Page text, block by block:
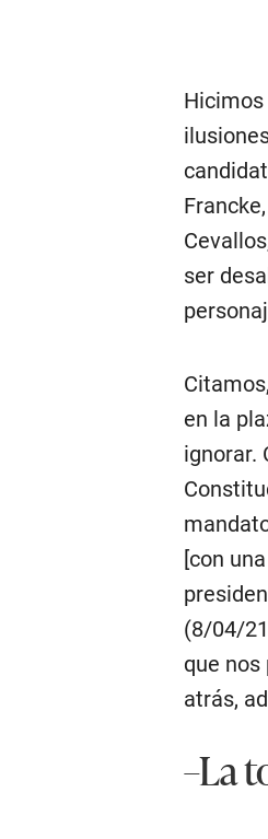
ser
en la
ignorar.
[con
(8/04/
que
atrás,
–La